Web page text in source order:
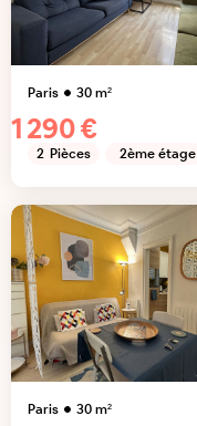
Paris 30m²
1 290 €
2 Pièces 2ème étage
Paris 30m²